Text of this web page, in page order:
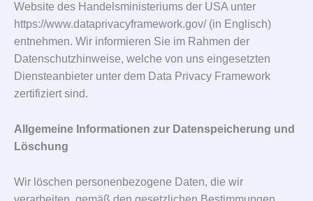
Website des Handelsministeriums der USA unter
https://www.dataprivacyframework.gov/ (in Englisch)
entnehmen. Wir informieren Sie im Rahmen der
Datenschutzhinweise, welche von uns eingesetzten
Diensteanbieter unter dem Data Privacy Framework
zertifiziert sind.
Allgemeine Informationen zur Datenspeicherung und
Löschung
Wir löschen personenbezogene Daten, die wir